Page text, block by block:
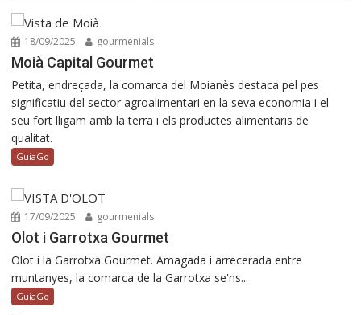
18/09/2025 gourmenials
Moià Capital Gourmet
Petita, endreçada, la comarca del Moianès destaca pel pes
significatiu del sector agroalimentari en la seva economia i el
seu fort lligam amb la terra i els productes alimentaris de
qualitat.
GuiaGo
17/09/2025 gourmenials
Olot i Garrotxa Gourmet
Olot i la Garrotxa Gourmet. Amagada i arrecerada entre
muntanyes, la comarca de la Garrotxa se'ns...
GuiaGo